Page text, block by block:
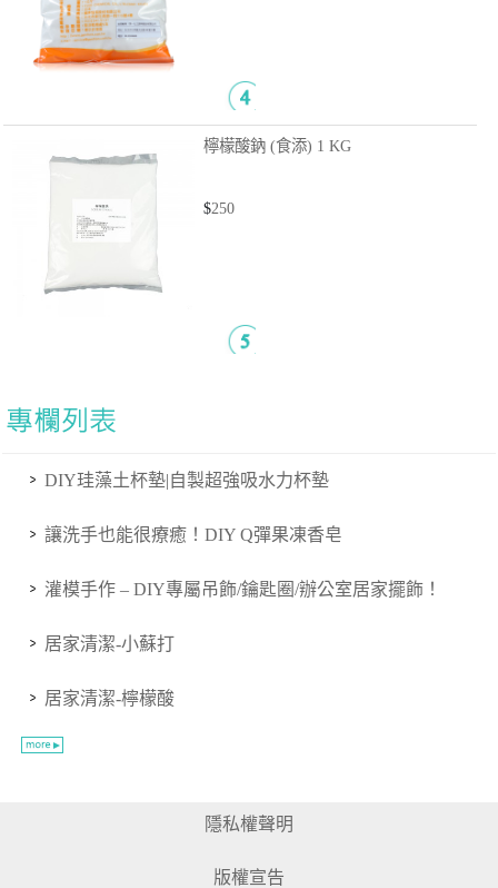
檸檬酸鈉 (食添) 1 KG
$250
DIY珪藻土杯墊|自製超強吸水力杯墊
讓洗手也能很療癒！DIY Q彈果凍香皂
灌模手作 – DIY專屬吊飾/鑰匙圈/辦公室居家擺飾！
居家清潔-小蘇打
居家清潔-檸檬酸
隱私權聲明
版權宣告